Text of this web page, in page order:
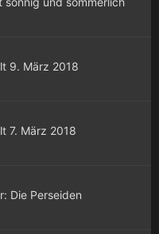
9. März 2018
7. März 2018
Die Perseiden